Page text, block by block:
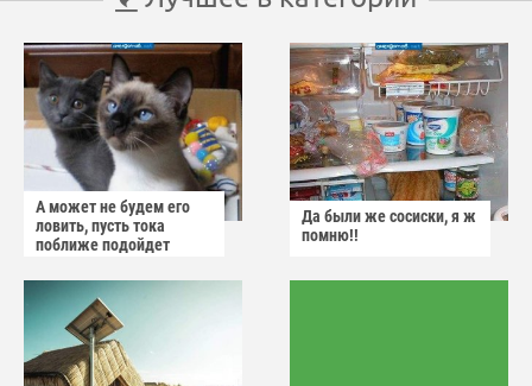
А может не будем его
ловить, пусть тока
поближе подойдет
Да были же сосиски, я ж
помню!!